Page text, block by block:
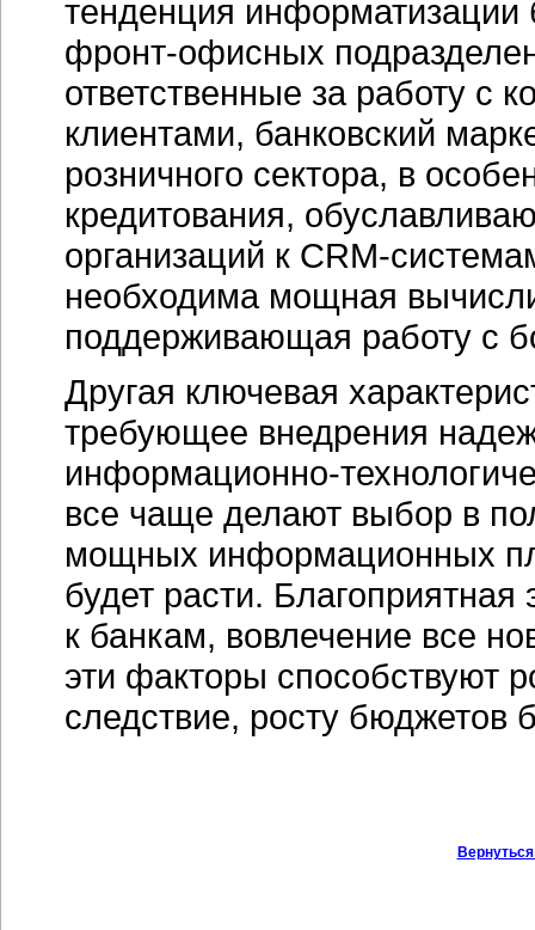
тенденция
фронт-офисных
ответственные за работу с
клиентами, банковский
розничного сектора, в
кредитования,
организаций к CRM-
необходима мощная
поддерживающая работу с
Другая ключевая
требующее внедрения
информационно-
все чаще делают выбор в
мощных информационных
будет расти.
к банкам, вовлечение все
эти факторы способствуют
следствие, росту бюджетов